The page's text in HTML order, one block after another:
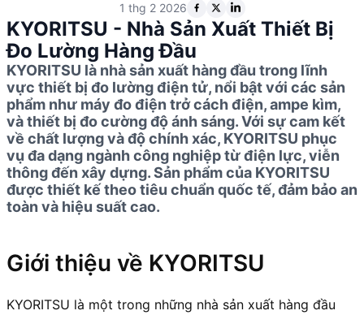
1 thg 2 2026
KYORITSU - Nhà Sản Xuất Thiết Bị
Đo Lường Hàng Đầu
KYORITSU là nhà sản xuất hàng đầu trong lĩnh
vực thiết bị đo lường điện tử, nổi bật với các sản
phẩm như máy đo điện trở cách điện, ampe kìm,
và thiết bị đo cường độ ánh sáng. Với sự cam kết
về chất lượng và độ chính xác, KYORITSU phục
vụ đa dạng ngành công nghiệp từ điện lực, viễn
thông đến xây dựng. Sản phẩm của KYORITSU
được thiết kế theo tiêu chuẩn quốc tế, đảm bảo an
toàn và hiệu suất cao.
Giới thiệu về KYORITSU
KYORITSU là một trong những nhà sản xuất hàng đầu